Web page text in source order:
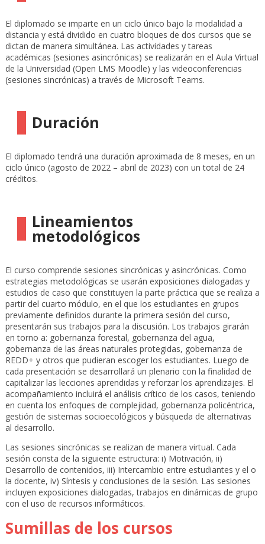
El diplomado se imparte en un ciclo único bajo la modalidad a
distancia y está dividido en cuatro bloques de dos cursos que se
dictan de manera simultánea. Las actividades y tareas
académicas (sesiones asincrónicas) se realizarán en el Aula Virtual
de la Universidad (Open LMS Moodle) y las videoconferencias
(sesiones sincrónicas) a través de Microsoft Teams.
Duración
El diplomado tendrá una duración aproximada de 8 meses, en un
ciclo único (agosto de 2022 – abril de 2023) con un total de 24
créditos.
Lineamientos
metodológicos
El curso comprende sesiones sincrónicas y asincrónicas. Como
estrategias metodológicas se usarán exposiciones dialogadas y
estudios de caso que constituyen la parte práctica que se realiza a
partir del cuarto módulo, en el que los estudiantes en grupos
previamente definidos durante la primera sesión del curso,
presentarán sus trabajos para la discusión. Los trabajos girarán
en torno a: gobernanza forestal, gobernanza del agua,
gobernanza de las áreas naturales protegidas, gobernanza de
REDD+ y otros que pudieran escoger los estudiantes. Luego de
cada presentación se desarrollará un plenario con la finalidad de
capitalizar las lecciones aprendidas y reforzar los aprendizajes. El
acompañamiento incluirá el análisis crítico de los casos, teniendo
en cuenta los enfoques de complejidad, gobernanza policéntrica,
gestión de sistemas socioecológicos y búsqueda de alternativas
al desarrollo.
Las sesiones sincrónicas se realizan de manera virtual. Cada
sesión consta de la siguiente estructura: i) Motivación, ii)
Desarrollo de contenidos, iii) Intercambio entre estudiantes y el o
la docente, iv) Síntesis y conclusiones de la sesión. Las sesiones
incluyen exposiciones dialogadas, trabajos en dinámicas de grupo
con el uso de recursos informáticos.
Sumillas de los cursos